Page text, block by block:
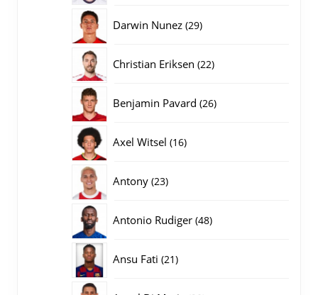
Darwin Nunez 2929
Christian Eriksen 2222
Benjamin Pavard 2626
Axel Witsel 1616
Antony 2323
Antonio Rudiger 4848
Ansu Fati 2121